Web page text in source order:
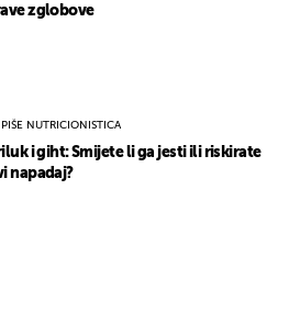
zglobove
PIŠE NUTRICIONISTICA
i giht: Smijete li ga jesti ili riskirate
napadaj?